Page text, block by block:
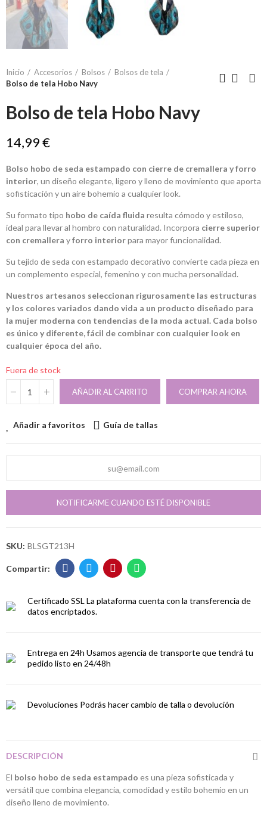
Inicio Accesorios Bolsos
Bolsos de tela
Bolso de tela Hobo Navy
Bolso de tela Hobo Navy
14,99 €
Bolso hobo de seda estampado con cierre de cremallera y forro
interior, un diseño elegante, ligero y lleno de movimiento que aporta
sofisticación y un aire bohemio a cualquier look.
Su formato tipo hobo de caída fluida resulta cómodo y estiloso,
ideal para llevar al hombro con naturalidad. Incorpora cierre superior
con cremallera yforro interiorpara mayor funcionalidad.
Su tejido de seda con estampado decorativo convierte cada pieza en
un complemento especial, femenino y con mucha personalidad.
Nuestros artesanos seleccionan rigurosamente las estructuras
y los colores variados dando vida a un producto diseñado para
la mujer moderna con tendencias de la moda actual. Cada bolso
es único y diferente, fácil de combinar con cualquier look en
cualquier época del año.
Fuera de stock
AÑADIR AL CARRITO COMPRAR AHORA
Añadir a favoritos Guía de tallas
NOTIFICARME CUANDO ESTÉ DISPONIBLE
SKU: BLSGT213H
Certificado SSL La plataforma cuenta con la transferencia de
datos encriptados.
Entrega en 24h Usamos agencia de transporte que tendrá tu
pedido listo en 24/48h
Devoluciones Podrás hacer cambio de talla o devolución
DESCRIPCIÓN
El bolso hobo de seda estampado es una pieza sofisticada y
versátil que combina elegancia, comodidad y estilo bohemio en un
diseño lleno de movimiento.